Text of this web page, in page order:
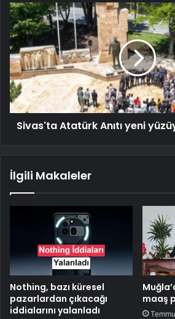
Sivas'ta Atatürk Anıtı yeni
İlgili Makaleler
Nothing, bazı küresel
pazarlardan çıkacağı
iddialarını yalanladı
maaş